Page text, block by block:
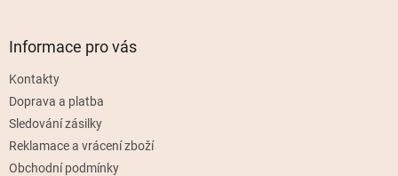
Informace pro vás
Kontakty
Doprava a platba
Sledování zásilky
Reklamace a vrácení zboží
Obchodní podmínky